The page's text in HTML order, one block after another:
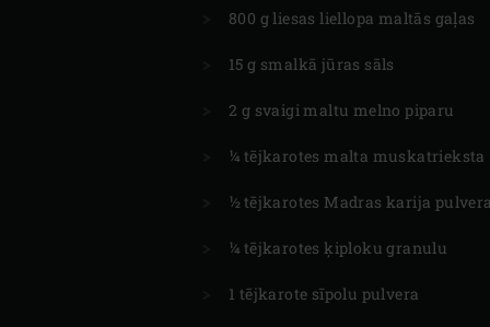
800 g liesas liellopa maltās gaļas
15 g smalkā jūras sāls
2 g svaigi maltu melno piparu
¼ tējkarotes malta muskatrieksta
½ tējkarotes Madras karija pulvera
¼ tējkarotes ķiploku granulu
1 tējkarote sīpolu pulvera